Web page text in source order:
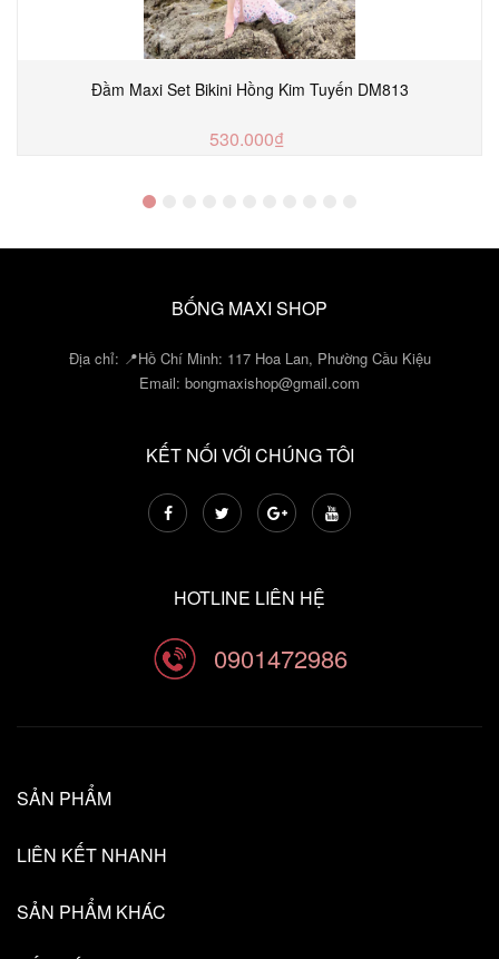
Đầm Maxi Set Bikini Hồng Kim Tuyến DM813
530.000₫
BỐNG MAXI SHOP
Địa chỉ: 📍Hồ Chí Minh: 117 Hoa Lan, Phường Cầu Kiệu
Email: bongmaxishop@gmail.com
KẾT NỐI VỚI CHÚNG TÔI
HOTLINE LIÊN HỆ
0901472986
SẢN PHẨM
LIÊN KẾT NHANH
SẢN PHẨM KHÁC